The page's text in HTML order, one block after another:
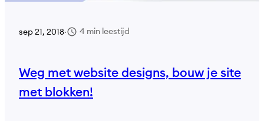
sep 21, 2018· 4 min leestijd
Weg met website designs, bouw je site
met blokken!